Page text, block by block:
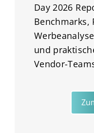
Day 2026
Benchmarks,
und
Vendor-